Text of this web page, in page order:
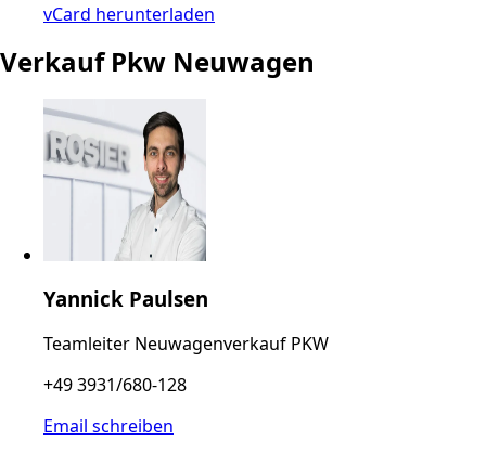
vCard herunterladen
Verkauf Pkw Neuwagen
Yannick Paulsen
Teamleiter Neuwagenverkauf PKW
+49 3931/680-128
Email schreiben